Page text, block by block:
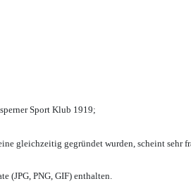
Sport Klub 1919;
gleichzeitig gegründet wurden, scheint sehr
(JPG, PNG, GIF) enthalten.